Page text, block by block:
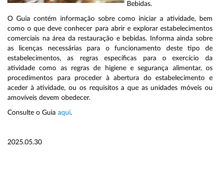
Bebidas.
O Guia contém informação sobre como iniciar a atividade, bem
como o que deve conhecer para abrir e explorar estabelecimentos
comerciais na área da restauração e bebidas. Informa ainda sobre
as licenças necessárias para o funcionamento deste tipo de
estabelecimentos, as regras específicas para o exercício da
atividade como as regras de higiene e segurança alimentar, os
procedimentos para proceder à abertura do estabelecimento e
aceder à atividade, ou os requisitos a que as unidades móveis ou
amovíveis devem obedecer.
Consulte o Guia aqui.
2025.05.30